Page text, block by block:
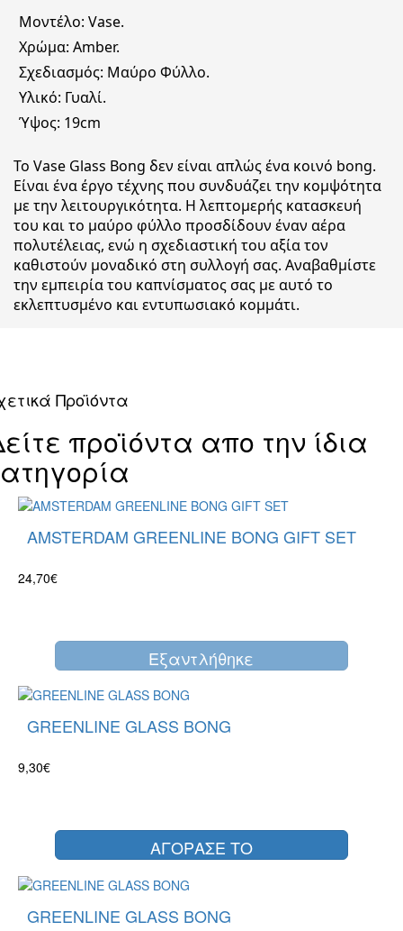
Μοντέλο: Vase.
Χρώμα: Amber.
Σχεδιασμός: Μαύρο Φύλλο.
Υλικό: Γυαλί.
Ύψος: 19cm
Το Vase Glass Bong δεν είναι απλώς ένα κοινό bong.
Είναι ένα έργο τέχνης που συνδυάζει την κομψότητα
με την λειτουργικότητα. Η λεπτομερής κατασκευή
του και το μαύρο φύλλο προσδίδουν έναν αέρα
πολυτέλειας, ενώ η σχεδιαστική του αξία τον
καθιστούν μοναδικό στη συλλογή σας. Αναβαθμίστε
την εμπειρία του καπνίσματος σας με αυτό το
εκλεπτυσμένο και εντυπωσιακό κομμάτι.
Προϊόντα
προϊόντα απο την ίδια
AMSTERDAM GREENLINE BONG GIFT SET
24,70€
Eξαντλήθηκε
GREENLINE GLASS BONG
9,30€
ΑΓΟΡΑΣΕ ΤΟ
GREENLINE GLASS BONG